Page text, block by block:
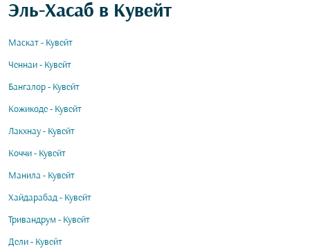
Эль-Хасаб в Кувейт
Маскат - Кувейт
Ченнаи - Кувейт
Бангалор - Кувейт
Кожикоде - Кувейт
Лакхнау - Кувейт
Коччи - Кувейт
Манила - Кувейт
Хайдарабад - Кувейт
Тривандрум - Кувейт
Дели - Кувейт